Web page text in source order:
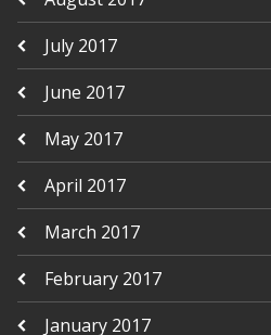
July 2017
June 2017
May 2017
April 2017
March 2017
February 2017
January 2017